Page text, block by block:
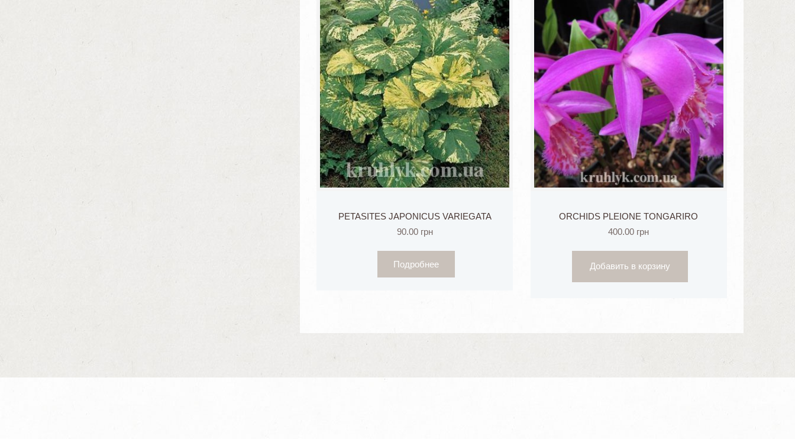
PETASITES JAPONICUS VARIEGATA
90.00 грн
Подробнее
ORCHIDS PLEIONE TONGARIRO
400.00 грн
Добавить в корзину